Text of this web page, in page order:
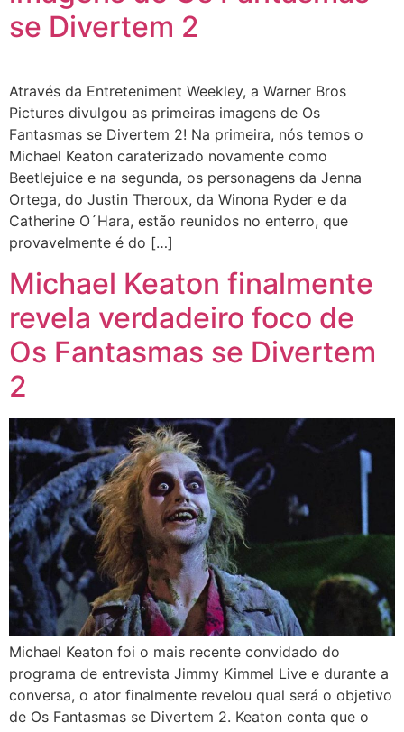
se Divertem 2
Através da Entreteniment Weekley, a Warner Bros
Pictures divulgou as primeiras imagens de Os
Fantasmas se Divertem 2! Na primeira, nós temos o
Michael Keaton caraterizado novamente como
Beetlejuice e na segunda, os personagens da Jenna
Ortega, do Justin Theroux, da Winona Ryder e da
Catherine O´Hara, estão reunidos no enterro, que
provavelmente é do […]
Michael Keaton finalmente
revela verdadeiro foco de
Os Fantasmas se Divertem
2
Michael Keaton foi o mais recente convidado do
programa de entrevista Jimmy Kimmel Live e durante a
conversa, o ator finalmente revelou qual será o objetivo
de Os Fantasmas se Divertem 2. Keaton conta que o